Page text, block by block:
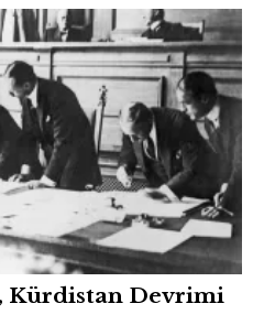
Kürdistan Devrimi